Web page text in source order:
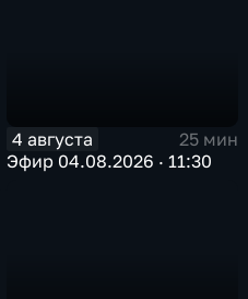
4 августа
25 мин
Эфир 04.08.2026 · 11:30